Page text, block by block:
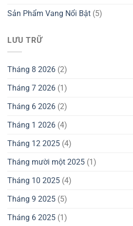
Sản Phẩm Vang Nổi Bật (5)
LƯU TRỮ
Tháng 8 2026 (2)
Tháng 7 2026 (1)
Tháng 6 2026 (2)
Tháng 1 2026 (4)
Tháng 12 2025 (4)
Tháng mười một 2025 (1)
Tháng 10 2025 (4)
Tháng 9 2025 (5)
Tháng 6 2025 (1)